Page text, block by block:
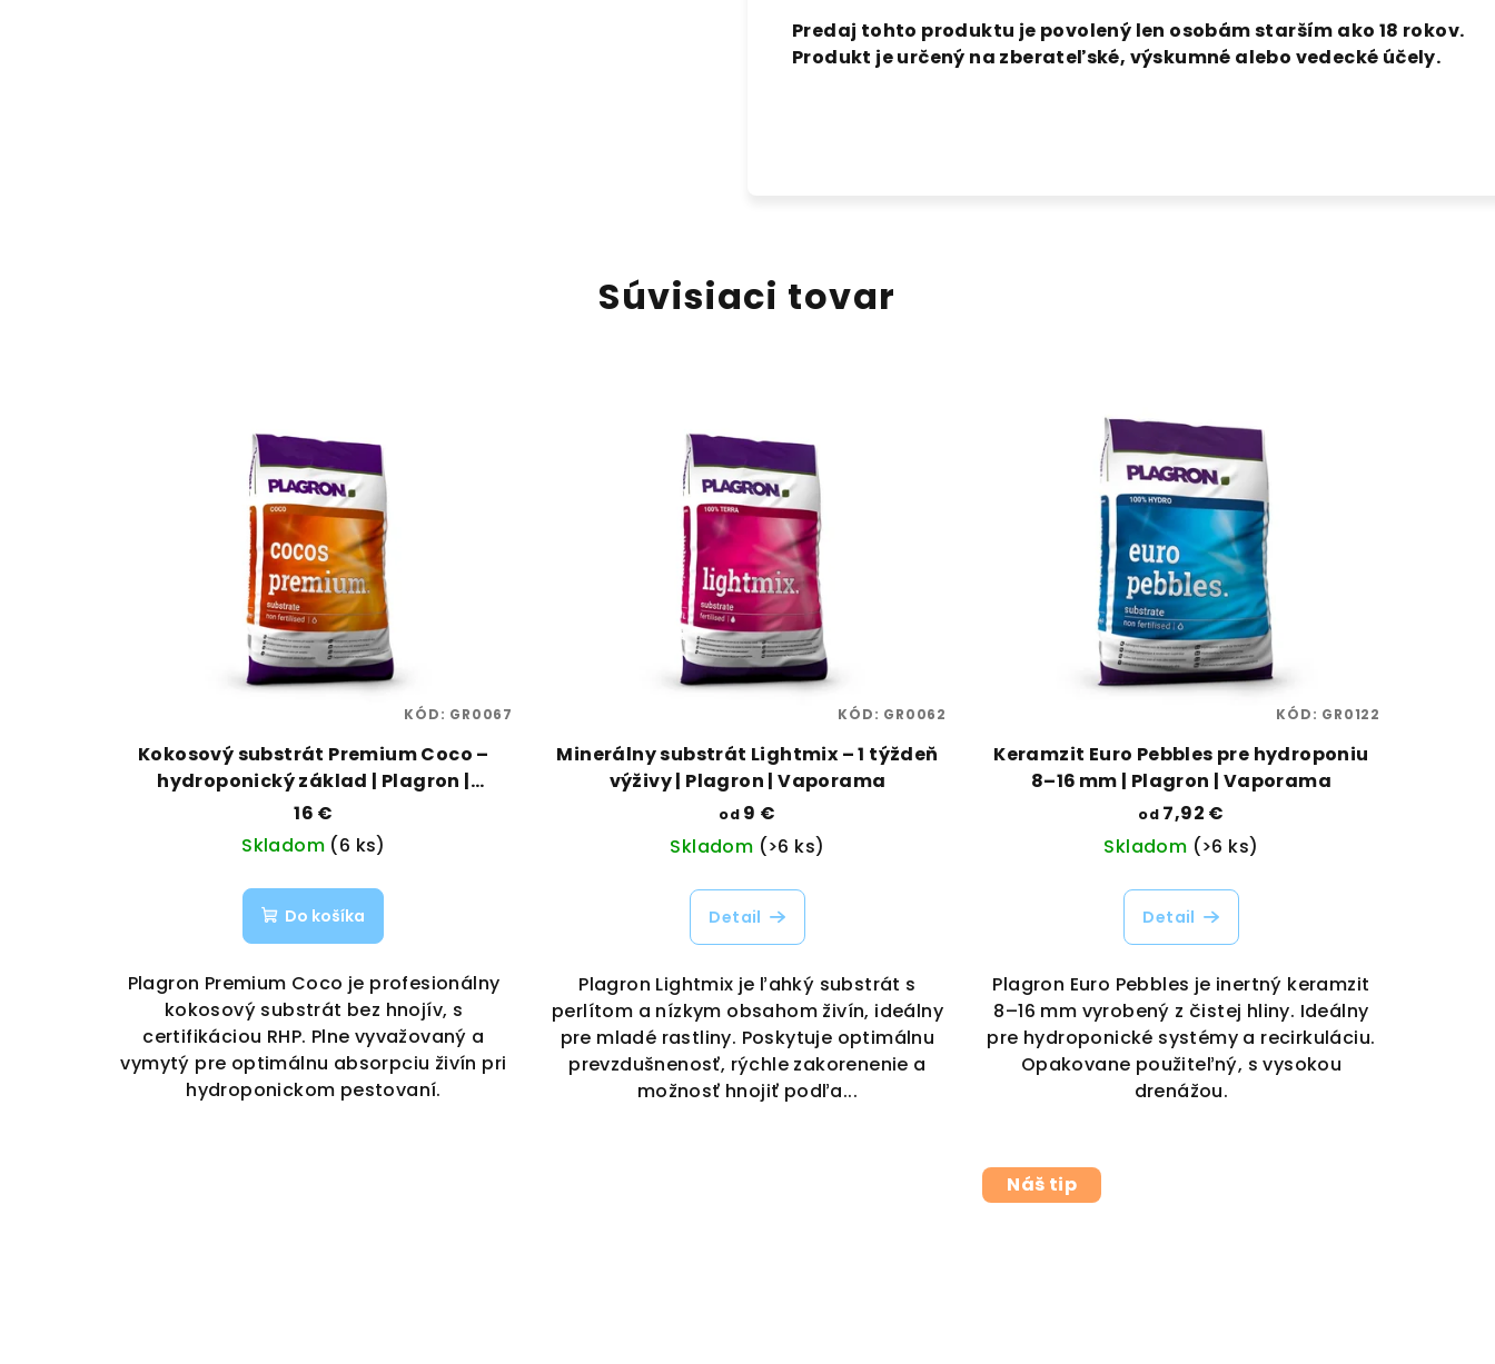
Predaj tohto produktu je povolený len osobám starším ako 18 rokov.
Produkt je určený na zberateľské, výskumné alebo vedecké účely.
Súvisiaci tovar
Kokosový substrát Premium Coco –
hydroponický základ | Plagron |
Vaporama
16 €
Skladom (6 ks)
Do košíka
Plagron Premium Coco je profesionálny
kokosový substrát bez hnojív, s
certifikáciou RHP. Plne vyvažovaný a
vymytý pre optimálnu absorpciu živín pri
hydroponickom pestovaní.
KÓD: GR0067
Minerálny substrát Lightmix – 1 týždeň
výživy | Plagron | Vaporama
od 9 €
Skladom (>6 ks)
Detail
Plagron Lightmix je ľahký substrát s
perlítom a nízkym obsahom živín, ideálny
pre mladé rastliny. Poskytuje optimálnu
prevzdušnenosť, rýchle zakorenenie a
možnosť hnojiť podľa...
KÓD: GR0062
Keramzit Euro Pebbles pre hydroponiu
8–16 mm | Plagron | Vaporama
od7,92 €
Skladom (>6 ks)
Detail
Plagron Euro Pebbles je inertný keramzit
8–16 mm vyrobený z čistej hliny. Ideálny
pre hydroponické systémy a recirkuláciu.
Opakovane použiteľný, s vysokou
drenážou.
KÓD: GR0122
Náš tip